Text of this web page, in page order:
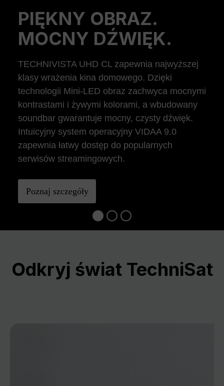
PIĘKNY OBRAZ.
MOCNY DŹWIĘK.
TECHNIVISTA UHD CL zapewnia najwyższej
klasy wrażenia kina domowego. Dzięki
technologii Mini-LED obraz zachwyca mocnymi
kontrastami i żywymi kolorami, a wbudowany
soundbar gwarantuje mocny, czysty dźwięk.
Intuicyjny system operacyjny VIDAA 9.0
zapewnia łatwy dostęp do popularnych
serwisów streamingowych.
Poznaj szczegóły
Previous
Odkryj świat TechniSat